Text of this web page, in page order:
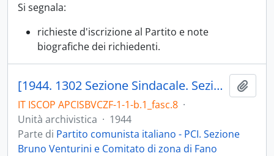
Si segnala:
richieste d'iscrizione al Partito e note
biografiche dei richiedenti.
[1944. 1302 Sezione Sindacale. Sezione Lavoro di Massa; 1302.08 Problemi dell'Agricoltura. 1303 Sezione Agit-Prop; 1303.03 Diffusione stampa, di quotidiani, riviste, opuscoli; 1303.05 Giornale murale]
IT ISCOP APCISBVCZF-1-1-b.1_fasc.8 ·
Unità archivistica · 1944
Parte di Partito comunista italiano - PCI. Sezione
Bruno Venturini e Comitato di zona di Fano